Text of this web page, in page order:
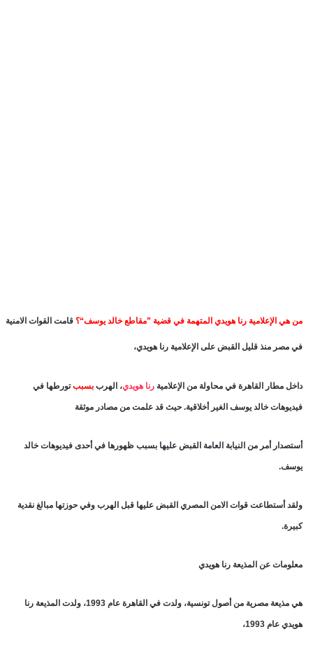
من هي الإعلامية رنا هويدي المتهمة في قضية ”مقاطع خالد يوسف“؟ قامت القوات الامنية
في مصر منذ قليل القبض على الإعلامية رنا هويدي،
داخل مطار القاهرة في محاولة من الإعلامية رنا هويدي، الهرب بسببتورطها في
فيديوهات خالد يوسف الغير أخلاقية. حيث قد علمت من مصادر موثقة
أستصدار أمر من النيابة العامة القبض عليها بسبب ظهورها في أحدى فيديوهات خالد
يوسف.
ولقد أستطاعت قوات الامن المصري القبض عليها قبل الهرب وفي حوزتها مبالغ نقدية
كبيرة.
معلومات عن المذيعة رنا هويدي
هي مذيعة مصرية من أصول تونسية، ولدت في القاهرة عام 1993، ولدت المذيعة رنا
هويدي عام 1993،